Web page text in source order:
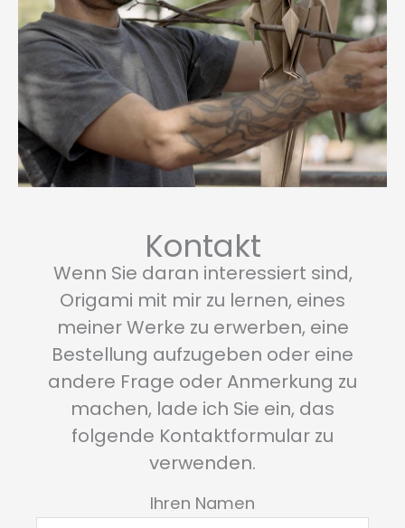
Kontakt
Wenn Sie daran interessiert sind,
Origami mit mir zu lernen, eines
meiner Werke zu erwerben, eine
Bestellung aufzugeben oder eine
andere Frage oder Anmerkung zu
machen, lade ich Sie ein, das
folgende Kontaktformular zu
verwenden.
Ihren Namen